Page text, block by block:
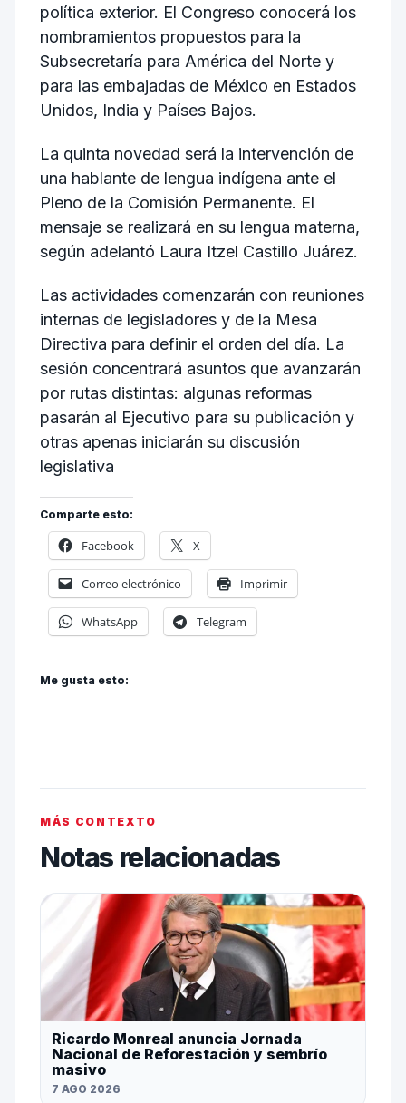
política exterior. El Congreso conocerá los
nombramientos propuestos para la
Subsecretaría para América del Norte y
para las embajadas de México en Estados
Unidos, India y Países Bajos.
La quinta novedad será la intervención de
una hablante de lengua indígena ante el
Pleno de la Comisión Permanente. El
mensaje se realizará en su lengua materna,
según adelantó Laura Itzel Castillo Juárez.
Las actividades comenzarán con reuniones
internas de legisladores y de la Mesa
Directiva para definir el orden del día. La
sesión concentrará asuntos que avanzarán
por rutas distintas: algunas reformas
pasarán al Ejecutivo para su publicación y
otras apenas iniciarán su discusión
legislativa
Comparte esto:
Facebook X
Correo electrónico Imprimir
WhatsApp Telegram
Me gusta esto:
MÁS CONTEXTO
Notas relacionadas
Ricardo Monreal anuncia Jornada
Nacional de Reforestación y sembrío
masivo
7 AGO 2026